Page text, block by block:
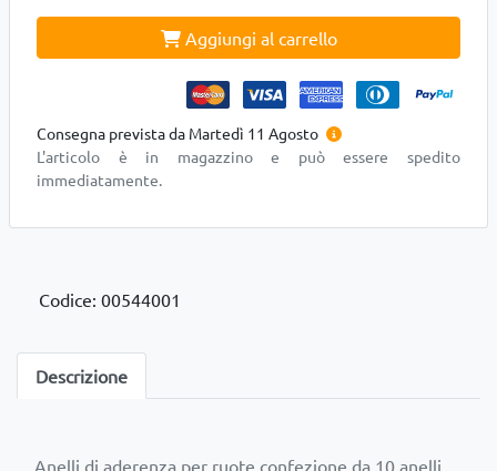
Aggiungi al carrello
Consegna prevista da Martedì 11 Agosto
L'articolo è in magazzino e può essere spedito
immediatamente.
Codice: 00544001
Descrizione